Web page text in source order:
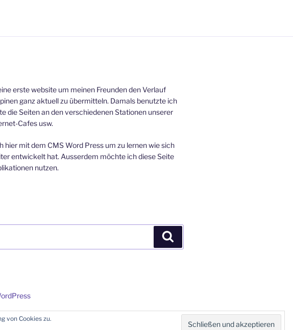
erste website um meinen Freunden den Verlauf
ganz aktuell zu übermitteln. Damals benutzte ich
die Seiten an den verschiedenen Stationen unserer
Cafes usw.
hier mit dem CMS Word Press um zu lernen wie sich
entwickelt hat. Ausserdem möchte ich diese Seite
nutzen.
von Cookies zu.